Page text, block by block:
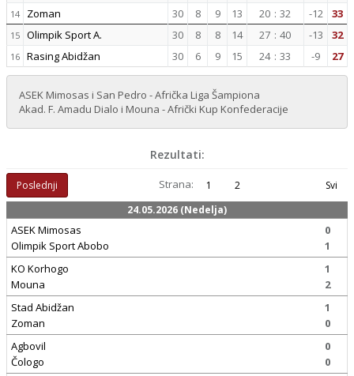
14 Zoman 30 8 9 13 20 : 32 -12 33
15 Olimpik Sport A. 30 8 8 14 27 : 40 -13 32
16 Rasing Abidžan 30 6 9 15 24 : 33 -9 27
ASEK Mimosas i San Pedro - Afrička Liga Šampiona
Akad. F. Amadu Dialo i Mouna - Afrički Kup Konfederacije
Rezultati:
Poslednji Strana: 1 2
Svi
24.05.2026 (Nedelja)
ASEK Mimosas
Olimpik Sport Abobo
0
1
KO Korhogo
Mouna
1
2
Stad Abidžan
Zoman
1
0
Agbovil
Čologo
0
0